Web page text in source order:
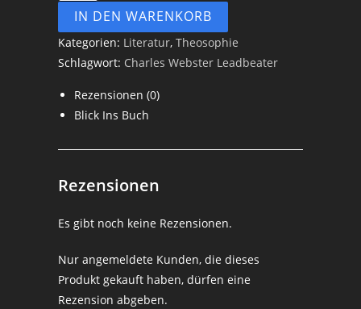
Theosophie
-
Charles
Leadbeater
Menge
IN DEN WARENKORB
Kategorien: Literatur,Theosophie
Schlagwort: Charles Webster Leadbeater
Rezensionen (0)
Blick Ins Buch
Rezensionen
Es gibt noch keine Rezensionen.
Nur angemeldete Kunden, die dieses
Produkt gekauft haben, dürfen eine
Rezension abgeben.